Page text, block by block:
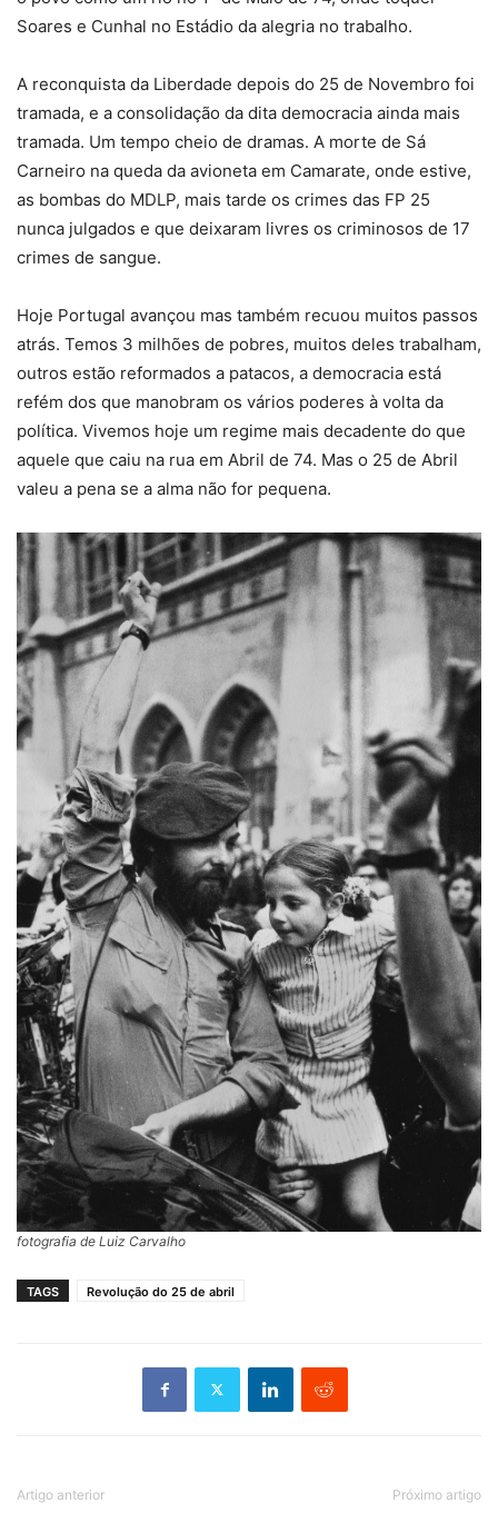
Soares e Cunhal no Estádio da alegria no trabalho.
A reconquista da Liberdade depois do 25 de Novembro foi
tramada, e a consolidação da dita democracia ainda mais
tramada. Um tempo cheio de dramas. A morte de Sá
Carneiro na queda da avioneta em Camarate, onde estive,
as bombas do MDLP, mais tarde os crimes das FP 25
nunca julgados e que deixaram livres os criminosos de 17
crimes de sangue.
Hoje Portugal avançou mas também recuou muitos passos
atrás. Temos 3 milhões de pobres, muitos deles trabalham,
outros estão reformados a patacos, a democracia está
refém dos que manobram os vários poderes à volta da
política. Vivemos hoje um regime mais decadente do que
aquele que caiu na rua em Abril de 74. Mas o 25 de Abril
valeu a pena se a alma não for pequena.
fotografia de Luiz Carvalho
TAGS Revolução do 25 de abril
Artigo anterior Próximo artigo